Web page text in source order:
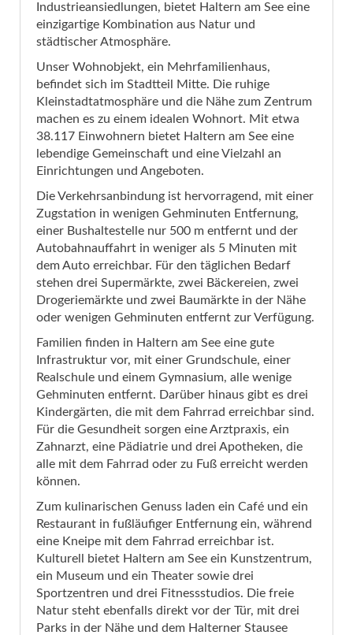
Industrieansiedlungen, bietet Haltern am See eine
einzigartige Kombination aus Natur und
städtischer Atmosphäre.
Unser Wohnobjekt, ein Mehrfamilienhaus,
befindet sich im Stadtteil Mitte. Die ruhige
Kleinstadtatmosphäre und die Nähe zum Zentrum
machen es zu einem idealen Wohnort. Mit etwa
38.117 Einwohnern bietet Haltern am See eine
lebendige Gemeinschaft und eine Vielzahl an
Einrichtungen und Angeboten.
Die Verkehrsanbindung ist hervorragend, mit einer
Zugstation in wenigen Gehminuten Entfernung,
einer Bushaltestelle nur 500 m entfernt und der
Autobahnauffahrt in weniger als 5 Minuten mit
dem Auto erreichbar. Für den täglichen Bedarf
stehen drei Supermärkte, zwei Bäckereien, zwei
Drogeriemärkte und zwei Baumärkte in der Nähe
oder wenigen Gehminuten entfernt zur Verfügung.
Familien finden in Haltern am See eine gute
Infrastruktur vor, mit einer Grundschule, einer
Realschule und einem Gymnasium, alle wenige
Gehminuten entfernt. Darüber hinaus gibt es drei
Kindergärten, die mit dem Fahrrad erreichbar sind.
Für die Gesundheit sorgen eine Arztpraxis, ein
Zahnarzt, eine Pädiatrie und drei Apotheken, die
alle mit dem Fahrrad oder zu Fuß erreicht werden
können.
Zum kulinarischen Genuss laden ein Café und ein
Restaurant in fußläufiger Entfernung ein, während
eine Kneipe mit dem Fahrrad erreichbar ist.
Kulturell bietet Haltern am See ein Kunstzentrum,
ein Museum und ein Theater sowie drei
Sportzentren und drei Fitnessstudios. Die freie
Natur steht ebenfalls direkt vor der Tür, mit drei
Parks in der Nähe und dem Halterner Stausee